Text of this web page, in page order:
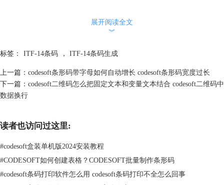
ITF-14条码在以下领域发挥着重要作用：
展开阅读全文
︾
标签： ITF-14条码 ， ITF-14条码生成
上一篇： codesoft条形码带字母如何自动增长 codesoft条形码宽度过长
下一篇： codesoft二维码怎么把固定文本和变量文本结合 codesoft二维码中
数据换行
读者也访问过这里:
#codesoft盒装单机版2024安装教程
#CODESOFT如何创建表格？CODESOFT批量制作条形码
#codesoft条码打印软件怎么用 codesoft条码打印不全怎么回事